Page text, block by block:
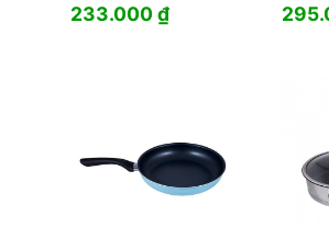
233.000₫